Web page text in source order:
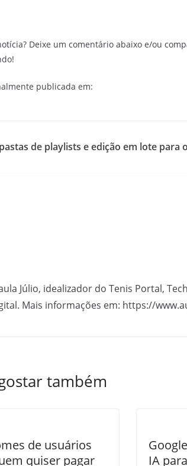
Deixe um comentário abaixo e/ou
publicada em:
de playlists e edição em lote para
Júlio, idealizador do Tenis Portal,
Mais informações em: https://
também
de usuários
quiser pagar
IA